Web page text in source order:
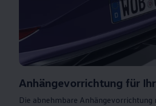
Anhängevorrichtung für
Die abnehmbare